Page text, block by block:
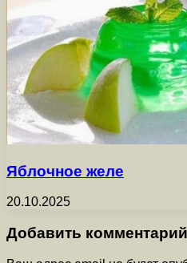
Яблочное желе
20.10.2025
Добавить комментарий